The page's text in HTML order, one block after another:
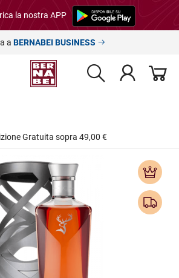
la nostra APP
a BERNABEI BUSINESS
Gratuita sopra 49,00 €